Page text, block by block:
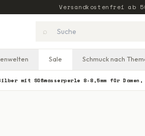
Versandkostenfrei ab
⌕
Sale Schmuck nach
mit Süßwasserperle 8-8,5mm für